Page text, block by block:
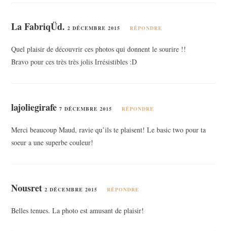
La FabriqÜd. 2 DÉCEMBRE 2015 RÉPONDRE
Quel plaisir de découvrir ces photos qui donnent le sourire !!
Bravo pour ces très très jolis Irrésistibles :D
lajoliegirafe 7 DÉCEMBRE 2015 RÉPONDRE
Merci beaucoup Maud, ravie qu’ils te plaisent! Le basic two pour ta
soeur a une superbe couleur!
Nousret 2 DÉCEMBRE 2015 RÉPONDRE
Belles tenues. La photo est amusant de plaisir!